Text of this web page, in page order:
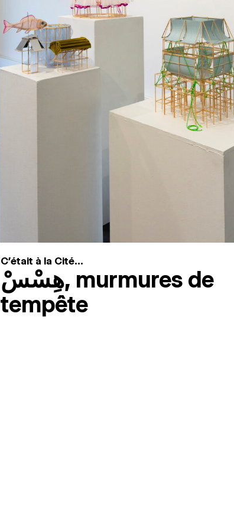
C'était à la Cité...
هِسْسْ, murmures de
tempête